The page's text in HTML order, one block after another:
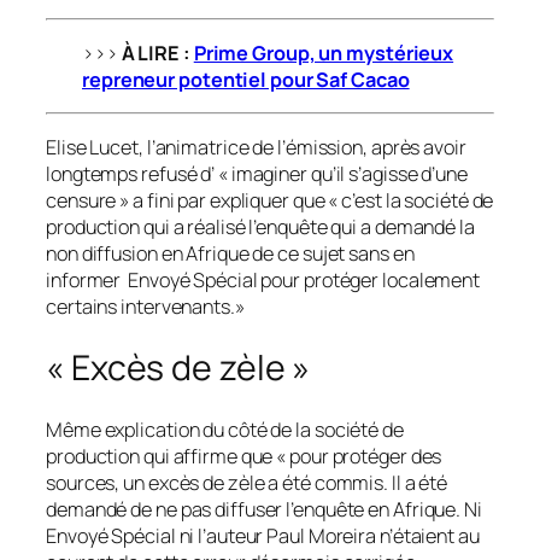
>>> À LIRE : Prime Group, un mystérieux
repreneur potentiel pour Saf Cacao
Elise Lucet, l’animatrice de l’émission, après avoir
longtemps refusé d’ « imaginer qu’il s’agisse d’une
censure » a fini par expliquer que « c’est la société de
production qui a réalisé l’enquête qui a demandé la
non diffusion en Afrique de ce sujet sans en
informer Envoyé Spécial pour protéger localement
certains intervenants.»
« Excès de zèle »
Même explication du côté de la société de
production qui affirme que « pour protéger des
sources, un excès de zèle a été commis. Il a été
demandé de ne pas diffuser l’enquête en Afrique. Ni
Envoyé Spécial ni l’auteur Paul Moreira n’étaient au